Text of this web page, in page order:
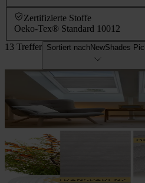
Zertifizierte Stoffe
Oeko-Tex® Standard 10012
13 Treffer Sortiert nachNewShades